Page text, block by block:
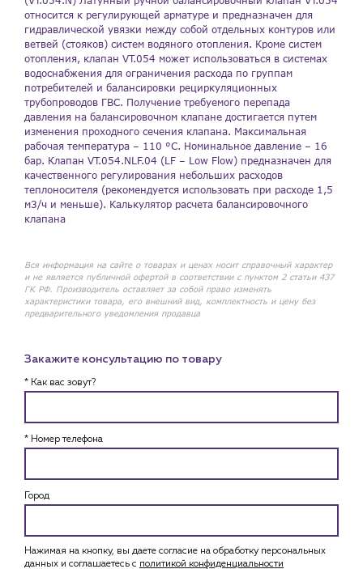
относится к регулирующей арматуре и предназначен для
гидравлической увязки между собой отдельных контуров или
ветвей (стояков) систем водяного отопления. Кроме систем
отопления, клапан VT.054 может использоваться в системах
водоснабжения для ограничения расхода по группам
потребителей и балансировки рециркуляционных
трубопроводов ГВС. Получение требуемого перепада
давления на балансировочном клапане достигается путем
изменения проходного сечения клапана. Максимальная
рабочая температура – 110 °С. Номинальное давление – 16
бар. Клапан VT.054.NLF.04 (LF – Low Flow) предназначен для
качественного регулирования небольших расходов
теплоносителя (рекомендуется использовать при расходе 1,5
м3/ч и меньше). Калькулятор расчета балансировочного
клапана
Вся информация на сайте о товарах и ценах носит справочный характер
и не является публичной офертой в соответствии с пунктом 2 статьи 437
ГК РФ. Производитель оставляет за собой право изменять
характеристики товара, его внешний вид, комплектность и цену без
предварительного уведомления продавца
Закажите консультацию по товару
* Как вас зовут?
* Номер телефона
Город
Нажимая на кнопку, вы даете согласие на обработку персональных
данных и соглашаетесь c политикой конфиденциальности